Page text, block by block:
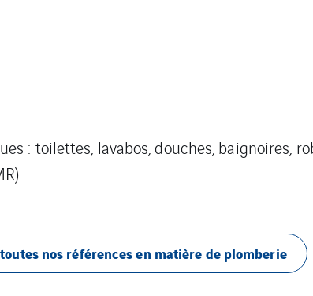
: toilettes, lavabos, douches, baignoires,
nos références en matière de plomberie